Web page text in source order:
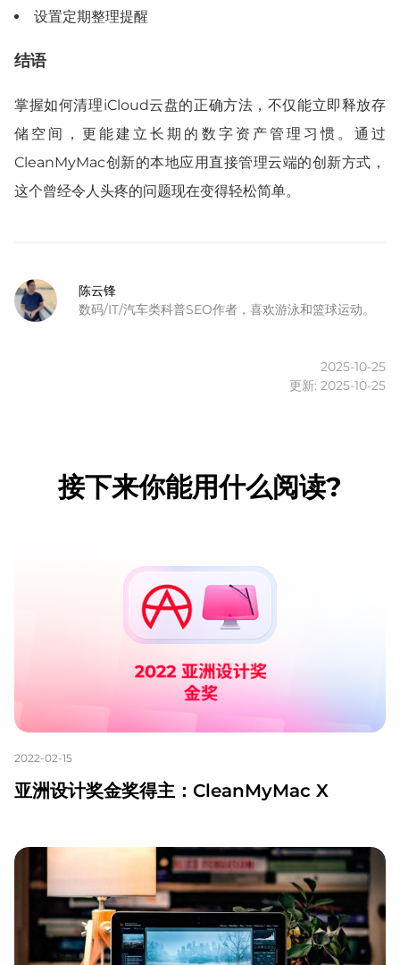
设置定期整理提醒
结语
掌握如何清理iCloud云盘的正确方法，不仅能立即释放存
储空间，更能建立长期的数字资产管理习惯。通过
CleanMyMac创新的本地应用直接管理云端的创新方式，
这个曾经令人头疼的问题现在变得轻松简单。
陈云锋
数码/IT/汽车类科普SEO作者，喜欢游泳和篮球运动。
2025-10-25
更新: 2025-10-25
接下来你能用什么阅读?
2022-02-15
亚洲设计奖金奖得主：CleanMyMac X